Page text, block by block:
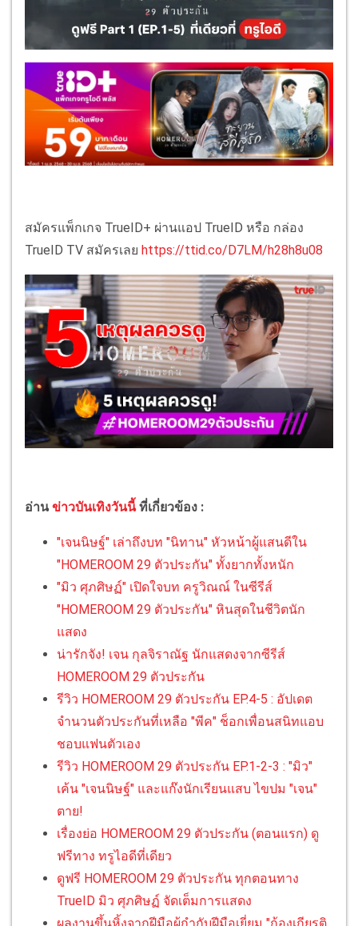
สมัครแพ็กเกจ TrueID+ ผ่านแอป TrueID หรือ กล่อง
TrueID TV สมัครเลย https://ttid.co/D7LM/h28h8u08
อ่านข่าวบันเทิงวันนี้ ที่เกี่ยวข้อง :
"เจนนิษฐ์" เล่าถึงบท "นิทาน" หัวหน้าผู้แสนดีใน
"HOMEROOM 29 ตัวประกัน" ทั้งยากทั้งหนัก
"มิว ศุภศิษฏ์" เปิดใจบท ครูวิณณ์ ในซีรีส์
"HOMEROOM 29 ตัวประกัน" หินสุดในชีวิตนัก
แสดง
น่ารักจัง! เจน กุลจิราณัฐ นักแสดงจากซีรีส์
HOMEROOM 29 ตัวประกัน
รีวิว HOMEROOM 29 ตัวประกัน EP.4-5 : อัปเดต
จำนวนตัวประกันที่เหลือ "พีค" ช็อกเพื่อนสนิทแอบ
ชอบแฟนตัวเอง
รีวิว HOMEROOM 29 ตัวประกัน EP.1-2-3 : "มิว"
เค้น "เจนนิษฐ์" และแก๊งนักเรียนแสบ ไขปม "เจน"
ตาย!
เรื่องย่อ HOMEROOM 29 ตัวประกัน (ตอนแรก) ดู
ฟรีทาง ทรูไอดีที่เดียว
ดูฟรี HOMEROOM 29 ตัวประกัน ทุกตอนทาง
TrueID มิว ศุภศิษฏ์ จัดเต็มการแสดง
ผลงานขึ้นหิ้งจากฝีมือผู้กำกับฝีมือเยี่ยม "ก้องเกียรติ